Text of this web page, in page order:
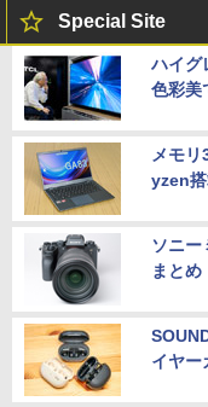
Special Site
ハイグ
色彩美
メモ
yzen
ソニー
まとめ
イヤー